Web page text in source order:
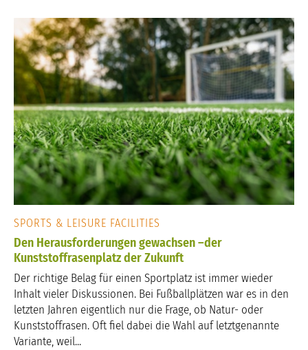
SPORTS & LEISURE FACILITIES
Den Herausforderungen gewachsen –der
Kunststoffrasenplatz der Zukunft
Der richtige Belag für einen Sportplatz ist immer wieder
Inhalt vieler Diskussionen. Bei Fußballplätzen war es in den
letzten Jahren eigentlich nur die Frage, ob Natur- oder
Kunststoffrasen. Oft fiel dabei die Wahl auf letztgenannte
Variante, weil...